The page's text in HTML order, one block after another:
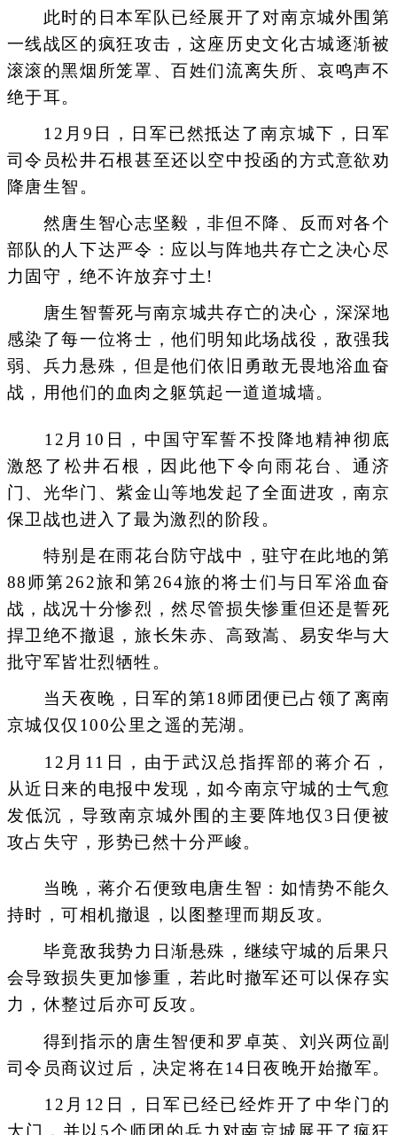
此时的日本军队已经展开了对南京城外围第
一线战区的疯狂攻击，这座历史文化古城逐渐被
滚滚的黑烟所笼罩、百姓们流离失所、哀鸣声不
绝于耳。
12月9日，日军已然抵达了南京城下，日军
司令员松井石根甚至还以空中投函的方式意欲劝
降唐生智。
然唐生智心志坚毅，非但不降、反而对各个
部队的人下达严令：应以与阵地共存亡之决心尽
力固守，绝不许放弃寸土!
唐生智誓死与南京城共存亡的决心，深深地
感染了每一位将士，他们明知此场战役，敌强我
弱、兵力悬殊，但是他们依旧勇敢无畏地浴血奋
战，用他们的血肉之躯筑起一道道城墙。
12月10日，中国守军誓不投降地精神彻底
激怒了松井石根，因此他下令向雨花台、通济
门、光华门、紫金山等地发起了全面进攻，南京
保卫战也进入了最为激烈的阶段。
特别是在雨花台防守战中，驻守在此地的第
88师第262旅和第264旅的将士们与日军浴血奋
战，战况十分惨烈，然尽管损失惨重但还是誓死
捍卫绝不撤退，旅长朱赤、高致嵩、易安华与大
批守军皆壮烈牺牲。
当天夜晚，日军的第18师团便已占领了离南
京城仅仅100公里之遥的芜湖。
12月11日，由于武汉总指挥部的蒋介石，
从近日来的电报中发现，如今南京守城的士气愈
发低沉，导致南京城外围的主要阵地仅3日便被
攻占失守，形势已然十分严峻。
当晚，蒋介石便致电唐生智：如情势不能久
持时，可相机撤退，以图整理而期反攻。
毕竟敌我势力日渐悬殊，继续守城的后果只
会导致损失更加惨重，若此时撤军还可以保存实
力，休整过后亦可反攻。
得到指示的唐生智便和罗卓英、刘兴两位副
司令员商议过后，决定将在14日夜晚开始撤军。
12月12日，日军已经已经炸开了中华门的
大门，并以5个师团的兵力对南京城展开了疯狂